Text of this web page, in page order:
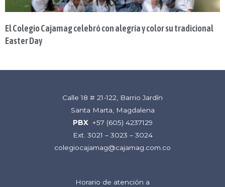
El Colegio Cajamag celebró con alegría y color su tradicional
Easter Day
Calle 18 # 21-122, Barrio Jardín
Santa Marta, Magdalena
PBX+57 (605) 4237129
Ext. 3021 – 3023 – 3024
colegiocajamag@cajamag.com.co
Horario de atención a